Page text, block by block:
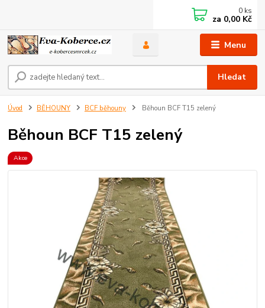
Menu
Hledat
0 ks
za 0,00 Kč
Úvod BĚHOUNY BCF běhouny Běhoun BCF T15 zelený
Běhoun BCF T15 zelený
Akce